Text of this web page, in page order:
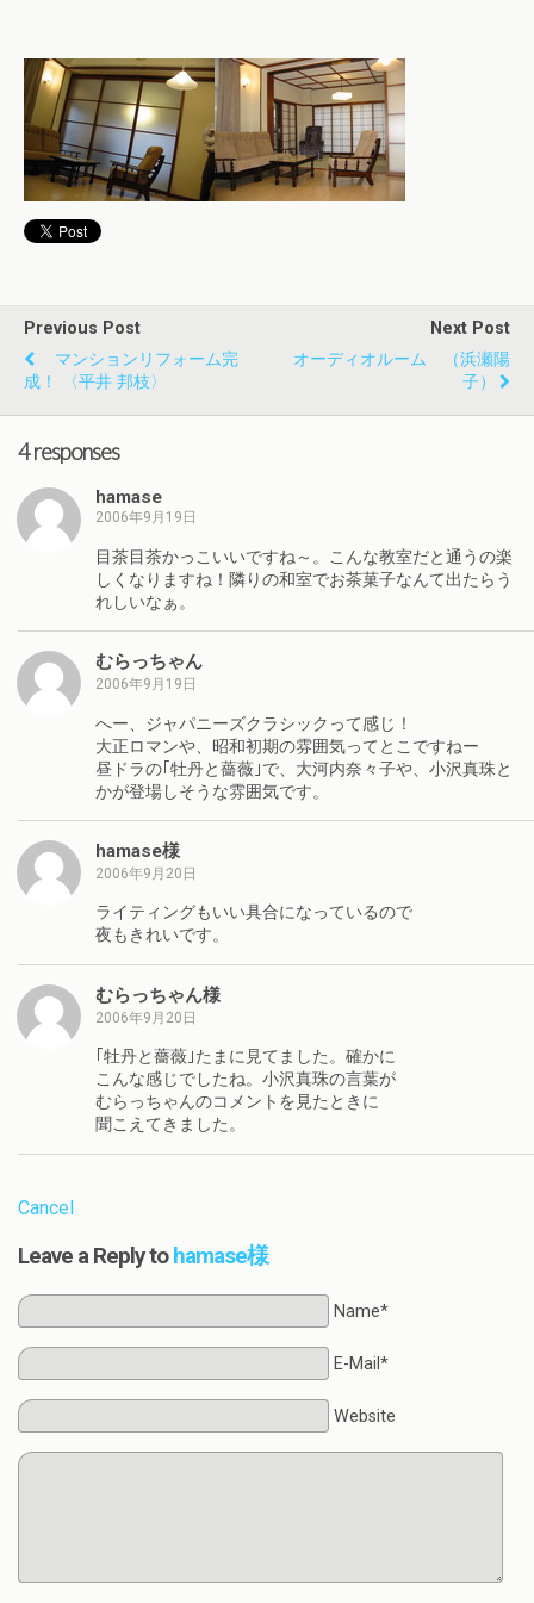
Previous Post
マンションリフォーム完
成！ 〈平井 邦枝〉
Next Post
オーディオルーム （浜瀬陽
子）
4 responses
hamase
2006年9月19日
目茶目茶かっこいいですね～。こんな教室だと通うの楽
しくなりますね！隣りの和室でお茶菓子なんて出たらう
れしいなぁ。
むらっちゃん
2006年9月19日
へー、ジャパニーズクラシックって感じ！
大正ロマンや、昭和初期の雰囲気ってとこですねー
昼ドラの｢牡丹と薔薇｣で、大河内奈々子や、小沢真珠と
かが登場しそうな雰囲気です。
hamase様
2006年9月20日
ライティングもいい具合になっているので
夜もきれいです。
むらっちゃん様
2006年9月20日
｢牡丹と薔薇｣たまに見てました。確かに
こんな感じでしたね。小沢真珠の言葉が
むらっちゃんのコメントを見たときに
聞こえてきました。
Cancel
Leave a Reply to hamase様
Name*
E-Mail*
Website